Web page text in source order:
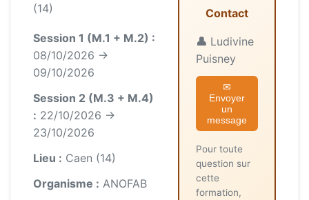
(14)
Session 1 (M.1 + M.2) :
08/10/2026 →
09/10/2026
Session 2 (M.3 + M.4)
: 22/10/2026 →
23/10/2026
Lieu : Caen (14)
Organisme : ANOFAB
Contact
👤 Ludivine
Puisney
✉
Envoyer
un
message
Pour toute
question sur
cette
formation,